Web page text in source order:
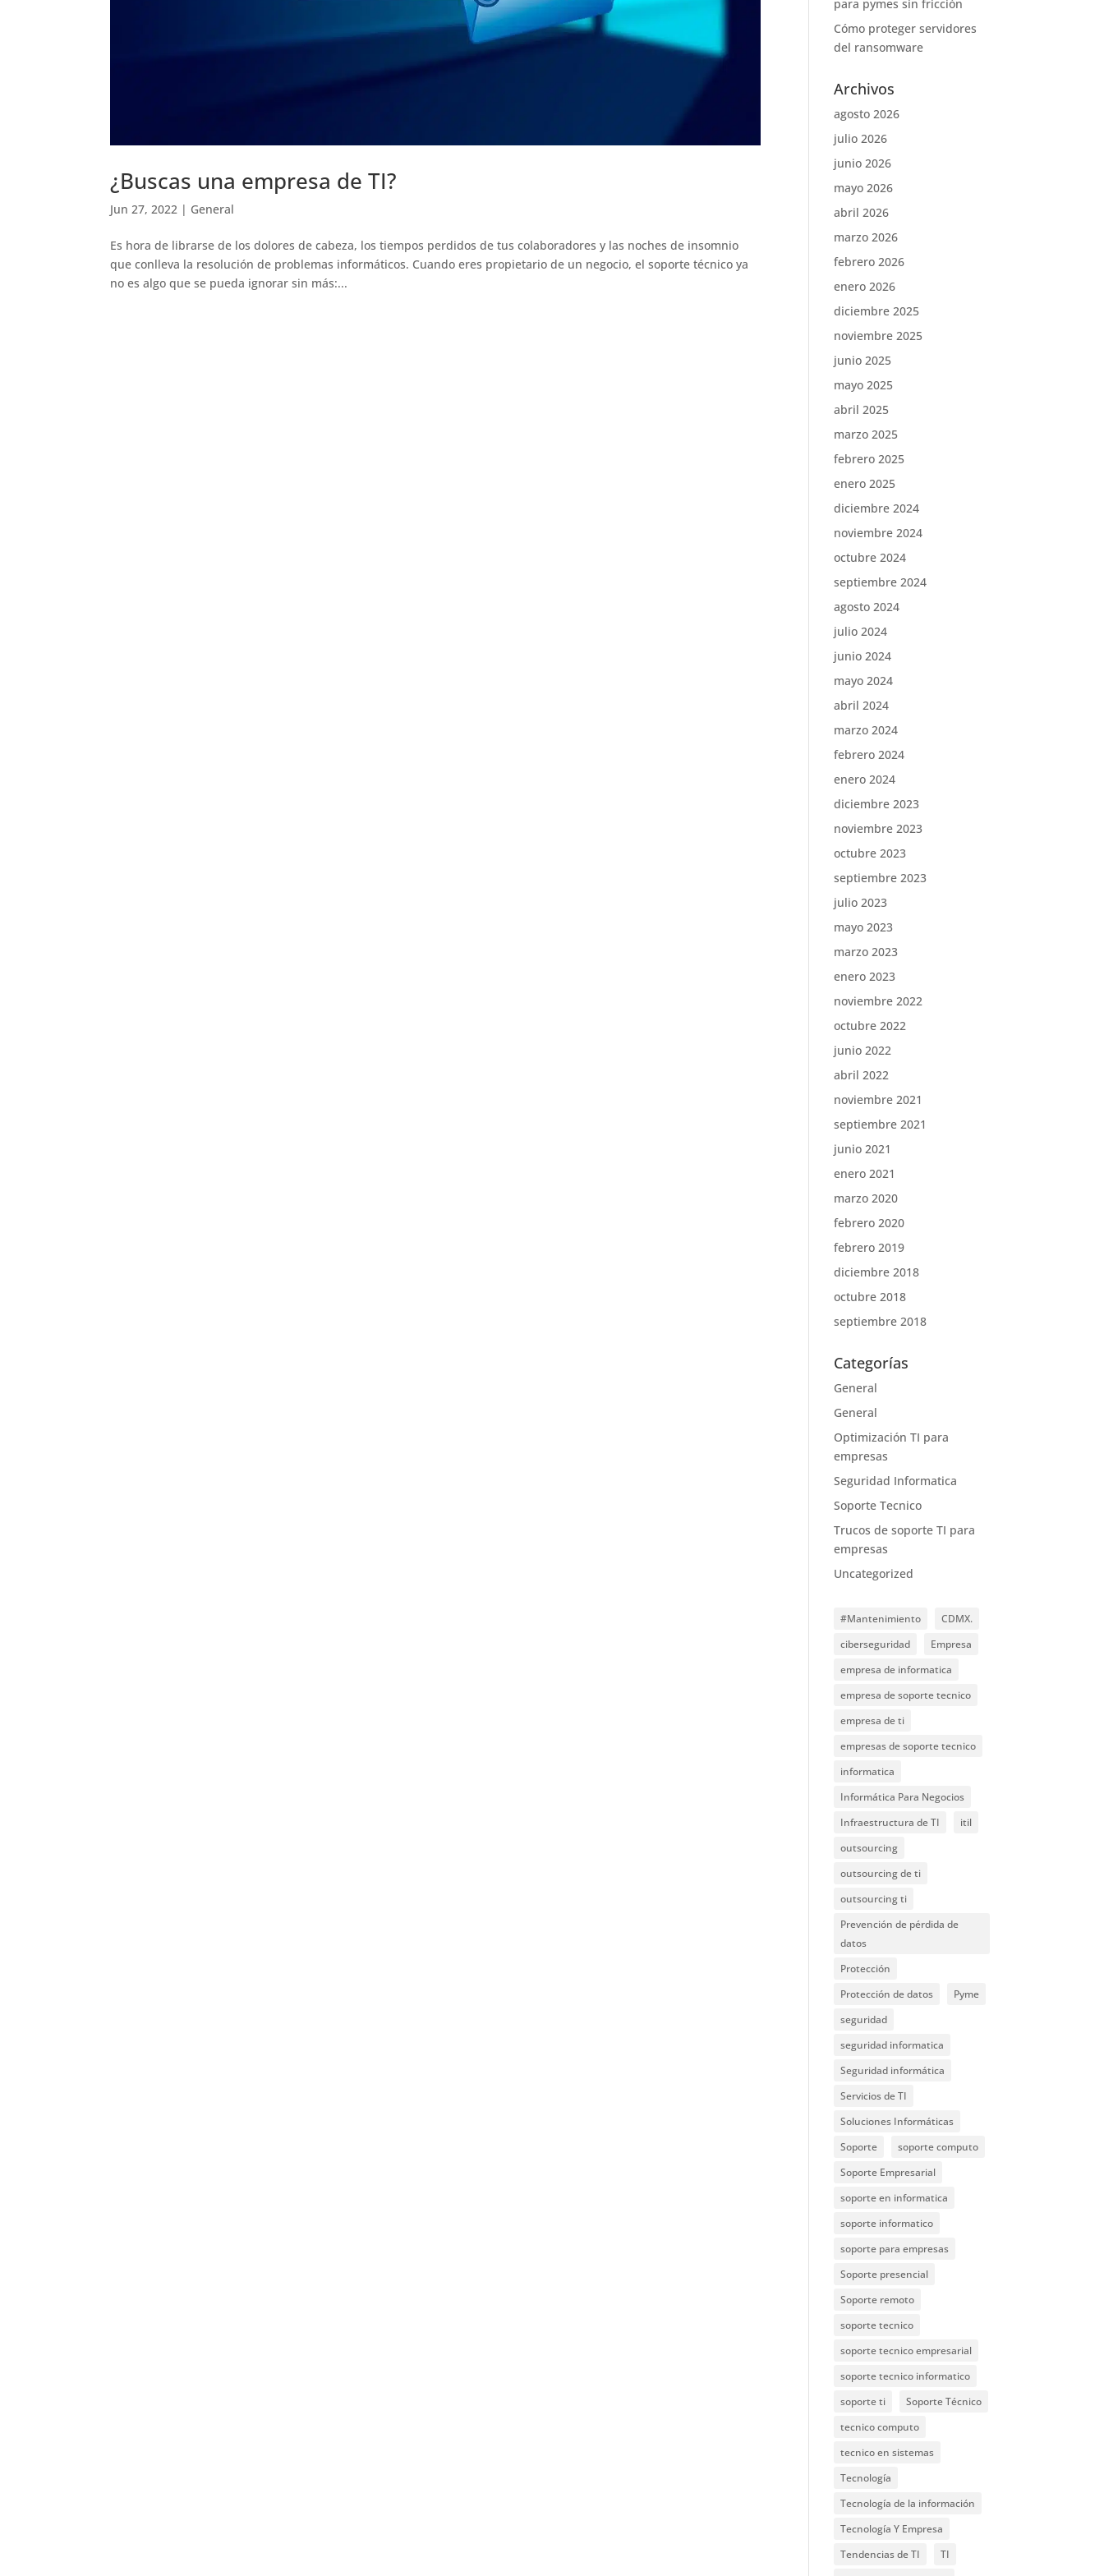
¿Buscas una empresa de TI?
Jun 27, 2022 | General
Es hora de librarse de los dolores de cabeza, los tiempos perdidos de tus colaboradores y las noches de insomnio
que conlleva la resolución de problemas informáticos. Cuando eres propietario de un negocio, el soporte técnico ya
no es algo que se pueda ignorar sin más:...
para pymes sin fricción
Cómo proteger servidores
del ransomware
Archivos
agosto 2026
julio 2026
junio 2026
mayo 2026
abril 2026
marzo 2026
febrero 2026
enero 2026
diciembre 2025
noviembre 2025
junio 2025
mayo 2025
abril 2025
marzo 2025
febrero 2025
enero 2025
diciembre 2024
noviembre 2024
octubre 2024
septiembre 2024
agosto 2024
julio 2024
junio 2024
mayo 2024
abril 2024
marzo 2024
febrero 2024
enero 2024
diciembre 2023
noviembre 2023
octubre 2023
septiembre 2023
julio 2023
mayo 2023
marzo 2023
enero 2023
noviembre 2022
octubre 2022
junio 2022
abril 2022
noviembre 2021
septiembre 2021
junio 2021
enero 2021
marzo 2020
febrero 2020
febrero 2019
diciembre 2018
octubre 2018
septiembre 2018
Categorías
General
General
Optimización TI para
empresas
Seguridad Informatica
Soporte Tecnico
Trucos de soporte TI para
empresas
Uncategorized
#Mantenimiento
CDMX.
ciberseguridad
Empresa
empresa de informatica
empresa de soporte tecnico
empresa de ti
empresas de soporte tecnico
informatica
Informática Para Negocios
Infraestructura de TI
itil
outsourcing
outsourcing de ti
outsourcing ti
Prevención de pérdida de
datos
Protección
Protección de datos
Pyme
seguridad
seguridad informatica
Seguridad informática
Servicios de TI
Soluciones Informáticas
Soporte
soporte computo
Soporte Empresarial
soporte en informatica
soporte informatico
soporte para empresas
Soporte presencial
Soporte remoto
soporte tecnico
soporte tecnico empresarial
soporte tecnico informatico
soporte ti
Soporte Técnico
tecnico computo
tecnico en sistemas
Tecnología
Tecnología de la información
Tecnología Y Empresa
Tendencias de TI
TI